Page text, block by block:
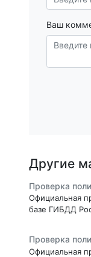
Ваш
Другие
Проверка
Официальная
базе ГИБДД
Проверка
Официальная